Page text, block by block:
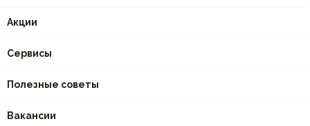
Акции
Сервисы
Полезные советы
Вакансии